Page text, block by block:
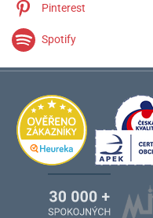
Pinterest
Spotify